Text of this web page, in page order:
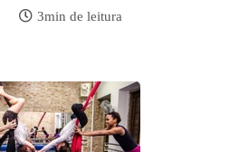
3min de leitura